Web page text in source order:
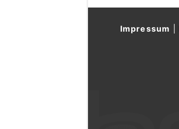
Impressum